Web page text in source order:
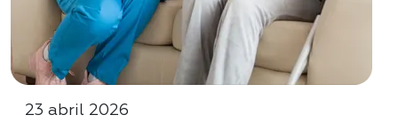
23 abril 2026